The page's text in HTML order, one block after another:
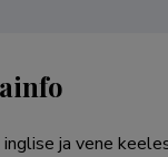
ja vene